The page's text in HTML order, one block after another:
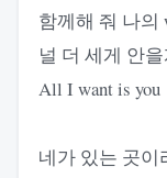
함께해 줘 나의
널 더 세게 안을
All I want is you
네가 있는 곳이